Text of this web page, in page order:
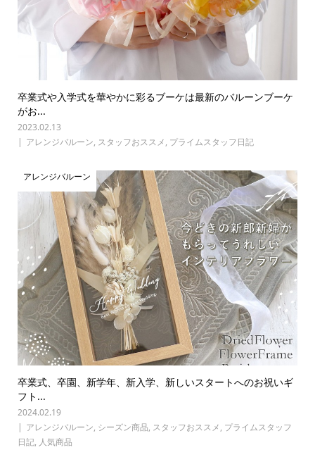
卒業式や入学式を華やかに彩るブーケは最新のバルーンブーケ
がお...
2023.02.13
アレンジバルーン, スタッフおススメ, プライムスタッフ日記
アレンジバルーン
卒業式、卒園、新学年、新入学、新しいスタートへのお祝いギ
フト...
2024.02.19
アレンジバルーン, シーズン商品, スタッフおススメ, プライムスタッフ
日記, 人気商品